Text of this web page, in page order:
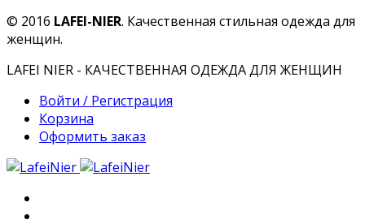
© 2016 LAFEI-NIER. Качественная стильная одежда для
женщин.
LAFEI NIER - КАЧЕСТВЕННАЯ ОДЕЖДА ДЛЯ ЖЕНЩИН
Войти / Регистрация
Корзина
Оформить заказ